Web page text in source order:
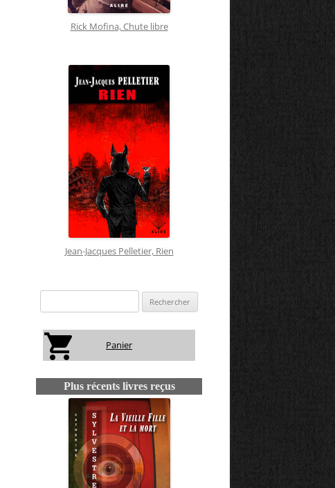
Rick Mofina, Chute libre
Jean-Jacques Pelletier, Rien
Panier
Plus récents livres reçus